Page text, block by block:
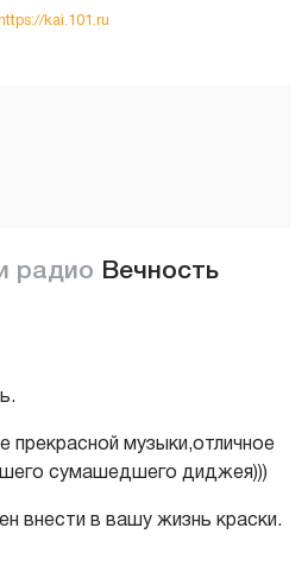
https://kai.101.ru
радио Вечность
музыки,отличное
сумашедшего диджея)))
внести в вашу жизнь краски.